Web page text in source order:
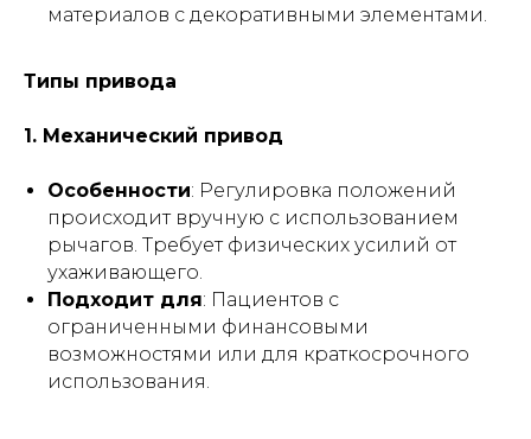
материалов с декоративными элементами.
Типы привода
1. Механический привод
Особенности: Регулировка положений
происходит вручную с использованием
рычагов. Требует физических усилий от
ухаживающего.
Подходит для: Пациентов с
ограниченными финансовыми
возможностями или для краткосрочного
использования.